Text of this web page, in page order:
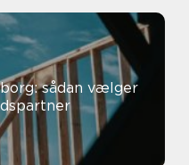
sådan vælger